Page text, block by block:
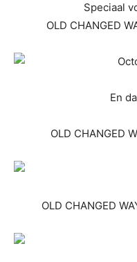
Speciaal
OLD CHANGED
En
OLD CHANGED
OLD CHANGED